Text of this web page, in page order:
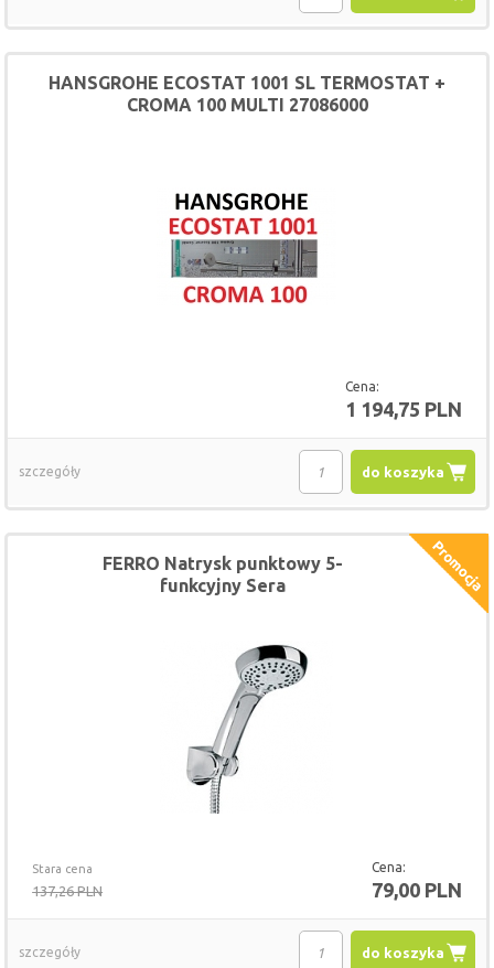
Cena:
1 194,75 PLN
HANSGROHE ECOSTAT 1001 SL TERMOSTAT +
CROMA 100 MULTI 27086000
do koszyka
szczegóły
Stara cena
137,26 PLN
Cena:
79,00 PLN
FERRO Natrysk punktowy 5-
funkcyjny Sera
do koszyka
szczegóły